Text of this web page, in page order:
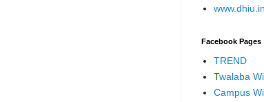
www.dhiu.in
Facebook Pages
TREND
Twalaba
Campus